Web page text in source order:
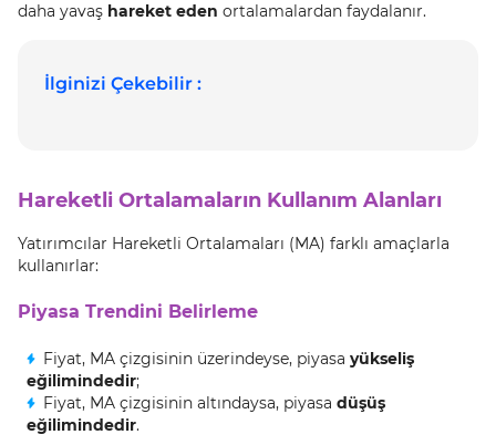
daha yavaş hareket eden ortalamalardan faydalanır.
İlginizi Çekebilir :
Hareketli Ortalamaların Kullanım Alanları
Yatırımcılar Hareketli Ortalamaları (MA) farklı amaçlarla
kullanırlar:
Piyasa Trendini Belirleme
Fiyat, MA çizgisinin üzerindeyse, piyasa yükseliş
eğilimindedir;
Fiyat, MA çizgisinin altındaysa, piyasa düşüş
eğilimindedir.